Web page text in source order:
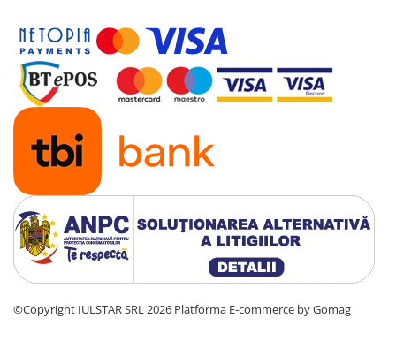
©Copyright IULSTAR SRL 2026 Platforma E-commerce by Gomag